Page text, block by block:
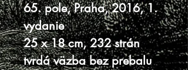
65. pole, Praha, 2016, 1.
vydanie
25 x 18 cm, 232 strán
tvrdá väzba bez prebalu